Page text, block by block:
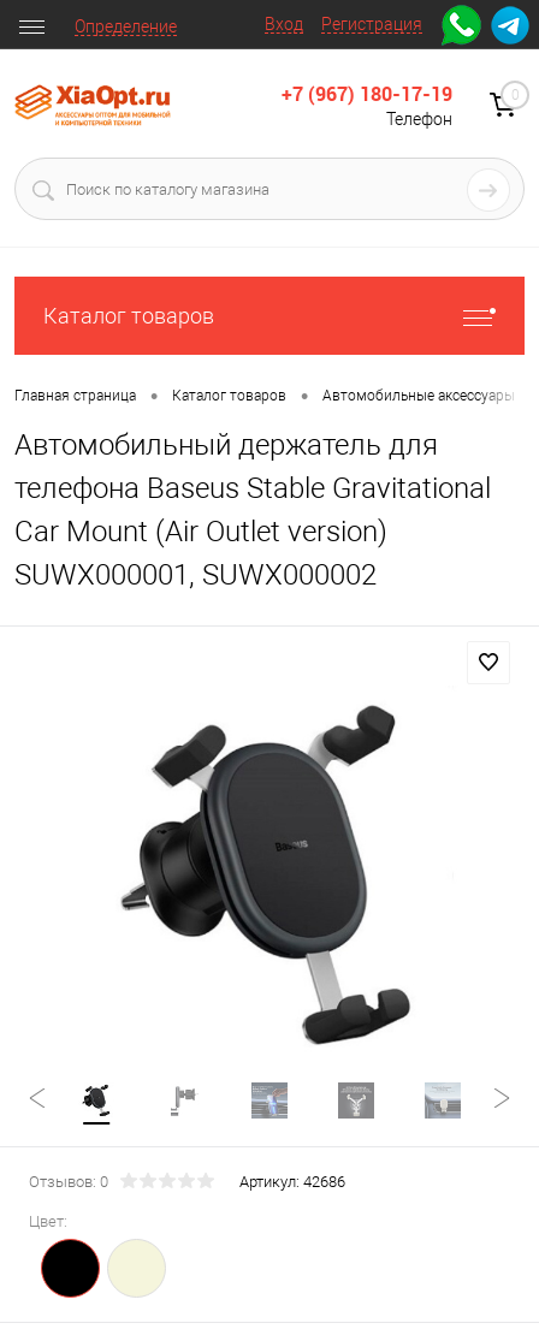
Вход Регистрация
Определение
+7 (967) 180-17-19
Телефон
0
Каталог товаров
Главная страница • Каталог товаров • Автомобильные аксессуары
Автомобильный держатель для
телефона Baseus Stable Gravitational
Car Mount (Air Outlet version)
SUWX000001, SUWX000002
Отзывов: 0 Артикул: 42686
Цвет: